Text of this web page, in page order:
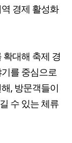
경제 활성화
대해 축제 경
를 중심으로
, 방문객들이
수 있는 체류